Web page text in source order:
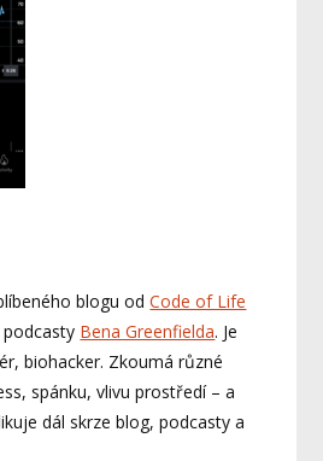
blogu odCode of Life
Bena Greenfielda. Je
biohacker. Zkoumá různé
spánku, vlivu prostředí – a
dál skrze blog, podcasty a